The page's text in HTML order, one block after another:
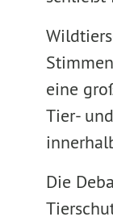
eine
Tier-
Die